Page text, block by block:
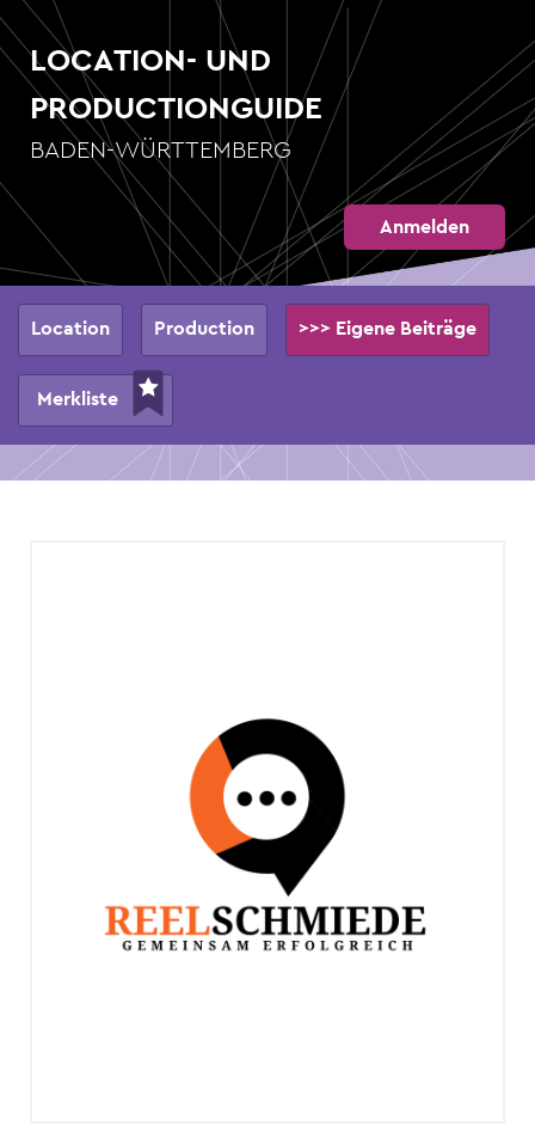
Direkt
zum
Inhalt
LOCATION- UND
PRODUCTIONGUIDE
BADEN-WÜRTTEMBERG
Anmelden
Hauptnavigation
Location Production >>> Eigene Beiträge
Merkliste